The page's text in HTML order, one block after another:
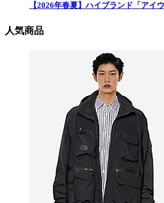
【2026年春夏】ハイブランド「ア
人気商品